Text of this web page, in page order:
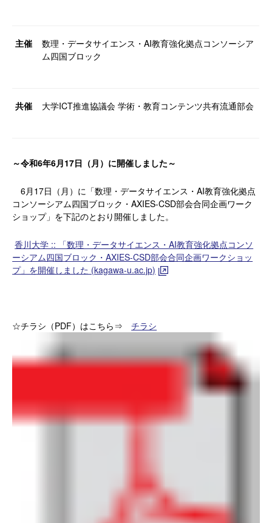
主催
数理・データサイエンス・AI教育強化拠点コンソーシア
ム四国ブロック
共催 大学ICT推進協議会 学術・教育コンテンツ共有流通部会
～令和6年6月17日（月）に開催しました～
6月17日（月）に「数理・データサイエンス・AI教育強化拠点
コンソーシアム四国ブロック・AXIES-CSD部会合同企画ワーク
ショップ」を下記のとおり開催しました。
香川大学 :: 「数理・データサイエンス・AI教育強化拠点コンソ
ーシアム四国ブロック・AXIES-CSD部会合同企画ワークショッ
プ」を開催しました (kagawa-u.ac.jp)
☆チラシ（PDF）はこちら⇒チラシ